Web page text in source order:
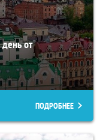
от
ПОДРОБНЕЕ